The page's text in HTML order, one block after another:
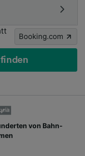
Booking.com
von Bahn-